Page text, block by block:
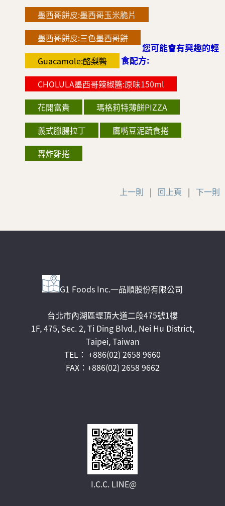
墨西哥餅皮:墨西哥玉米脆片
墨西哥餅皮:三色墨西哥餅
Guacamole:酪梨醬
CHOLULA墨西哥辣椒醬:原味150ml
您可能會有興趣的輕
食配方:
花開富貴
瑪格莉特薄餅PIZZA
義式臘腸拉丁
鷹嘴豆泥蔬食捲
轟炸雞捲
上一則 | 回上頁 | 下一則
G1 Foods Inc.一品順股份有限公司
台北市內湖區堤頂大道二段475號1樓
1F, 475, Sec. 2, Ti Ding Blvd., Nei Hu District,
Taipei, Taiwan
TEL： +886(02) 2658 9660
FAX：+886(02) 2658 9662
I.C.C. LINE@